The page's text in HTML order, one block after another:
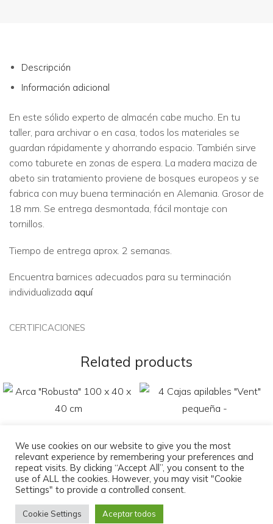
Descripción
Información adicional
En este sólido experto de almacén cabe mucho. En tu
taller, para archivar o en casa, todos los materiales se
guardan rápidamente y ahorrando espacio. También sirve
como taburete en zonas de espera. La madera maciza de
abeto sin tratamiento proviene de bosques europeos y se
fabrica con muy buena terminación en Alemania. Grosor de
18 mm. Se entrega desmontada, fácil montaje con
tornillos.
Tiempo de entrega aprox. 2 semanas.
Encuentra barnices adecuados para su terminación
individualizada aquí
CERTIFICACIONES
Related products
Arca «Robusta» 100 x 40 x 40
cm
64,00€
4 Cajas apilables «Vent»
pequeña –
We use cookies on our website to give you the most
relevant experience by remembering your preferences and
repeat visits. By clicking “Accept All”, you consent to the
use of ALL the cookies. However, you may visit "Cookie
Settings" to provide a controlled consent.
Cookie Settings Aceptar todos